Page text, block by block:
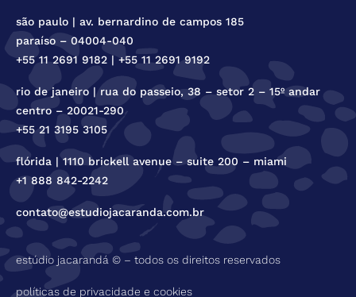
são paulo | av. bernardino de campos 185
paraíso – 04004-040
+55 11 2691 9182 | +55 11 2691 9192
rio de janeiro | rua do passeio, 38 – setor 2 – 15º andar
centro – 20021-290
+55 21 3195 3105
flórida | 1110 brickell avenue – suite 200 – miami
+1 888 842-2242
contato@estudiojacaranda.com.br
estúdio jacarandá © – todos os direitos reservados
políticas de privacidade e cookies